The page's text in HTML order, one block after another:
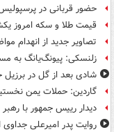
حضور قربانی در
قیمت طلا و سکه امروز یکشنبه ۱۸
تصاویر جدید از انهدام
زلنسکی: پیونگ‌یانگ به
شادی بعد از گل در برزیل
گاردین: حملات یمن
دیدار رییس جمهور با
روایت پدر امیرعلی